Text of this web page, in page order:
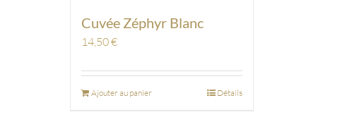
Cuvée Zéphyr Blanc
14,50€
Ajouter au panier Détails